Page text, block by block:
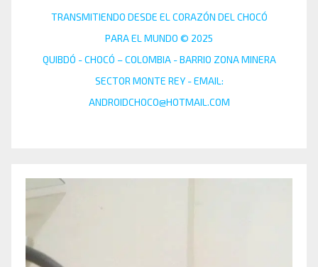
TRANSMITIENDO DESDE EL CORAZÓN DEL CHOCÓ
PARA EL MUNDO © 2025
QUIBDÓ - CHOCÓ – COLOMBIA - BARRIO ZONA MINERA
SECTOR MONTE REY - EMAIL:
ANDROIDCHOCO@HOTMAIL.COM